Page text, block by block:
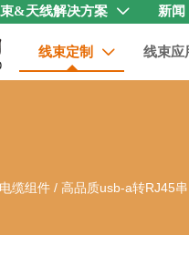
&天线解决方案  新闻
线束定制  线束应
缆组件 /高品质usb-a转RJ45